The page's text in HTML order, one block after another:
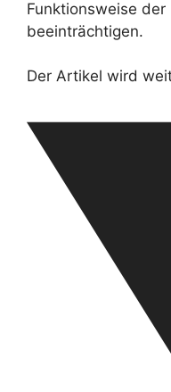
Funktionsweise
beeinträchtigen.
Der Artikel wird